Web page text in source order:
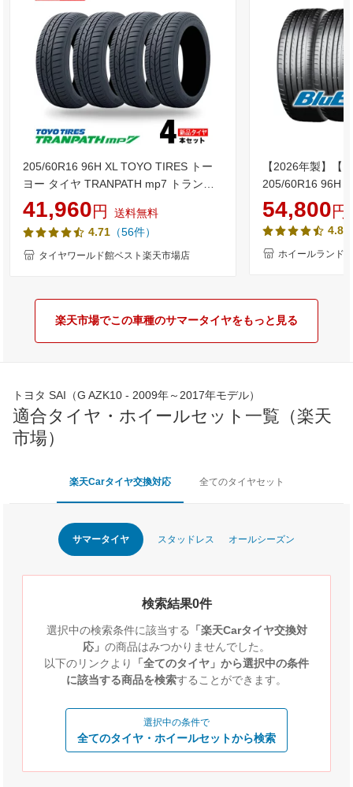
205/60R16 96H XL TOYO TIRES トー
ヨー タイヤ TRANPATH mp7 トランパ
ス MP7 夏 サマータイヤ 単品4本セット
単品4本価格 《送料無料》【取付対象】
41,960円
送料無料
4.71 （56件）
タイヤワールド館ベスト楽天市場店
【2026年製】【
205/60R16 96H
限定クーポン!!】
インチ サマータ
タイヤ
RV-03 205/60-16
54,800円
4.85
ホイールランド
楽天市場でこの車種のサマータイヤをもっと見る
トヨタ SAI（G AZK10 - 2009年～2017年モデル）
適合タイヤ・ホイールセット一覧（楽天
市場）
楽天Carタイヤ交換対応 全てのタイヤセット
サマータイヤ スタッドレス オールシーズン
検索結果0件
選択中の検索条件に該当する 「楽天Carタイヤ交換対
応」 の商品はみつかりませんでした。
以下のリンクより
「全てのタイヤ」から選択中の条件
に該当する商品を検索することができます。
選択中の条件で
全てのタイヤ・ホイールセットから検索